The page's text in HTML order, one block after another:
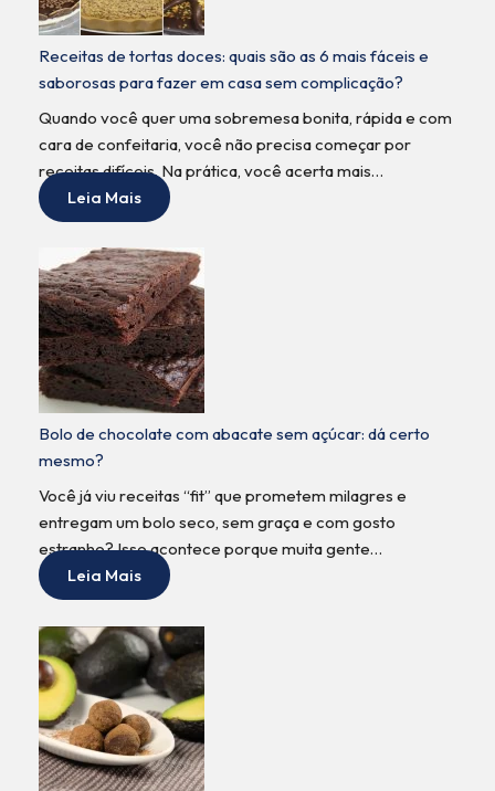
Receitas de tortas doces: quais são as 6 mais fáceis e
saborosas para fazer em casa sem complicação?
Quando você quer uma sobremesa bonita, rápida e com
cara de confeitaria, você não precisa começar por
receitas difíceis. Na prática, você acerta mais…
Leia Mais
Bolo de chocolate com abacate sem açúcar: dá certo
mesmo?
Você já viu receitas “fit” que prometem milagres e
entregam um bolo seco, sem graça e com gosto
estranho? Isso acontece porque muita gente…
Leia Mais